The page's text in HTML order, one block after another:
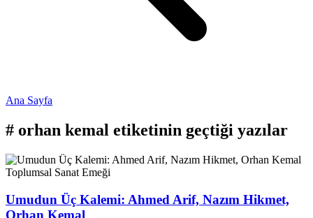
Ana Sayfa
# orhan kemal etiketinin geçtiği yazılar
Toplumsal Sanat Emeği
Umudun Üç Kalemi: Ahmed Arif, Nazım Hikmet,
Orhan Kemal